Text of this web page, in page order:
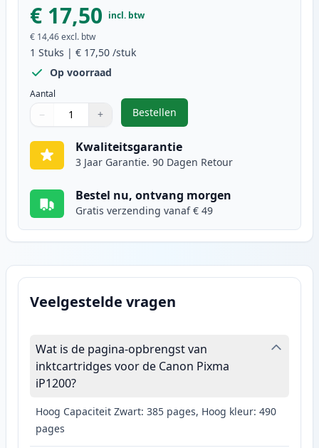
€ 17,50 incl. btw
€ 14,46excl. btw
1 Stuks | € 17,50 /stuk
Op voorraad
Aantal
Gebruik de knoppen om aan te passen
− +
1
Bestellen
,Canon CL-41 inktcartridge kleur
Kwaliteitsgarantie
3 Jaar Garantie. 90 Dagen Retour
Bestel nu, ontvang morgen
Gratis verzending vanaf € 49
Veelgestelde vragen
Wat is de pagina-opbrengst van
inktcartridges voor de Canon Pixma
iP1200?
Hoog Capaciteit Zwart: 385 pages, Hoog kleur: 490
pages